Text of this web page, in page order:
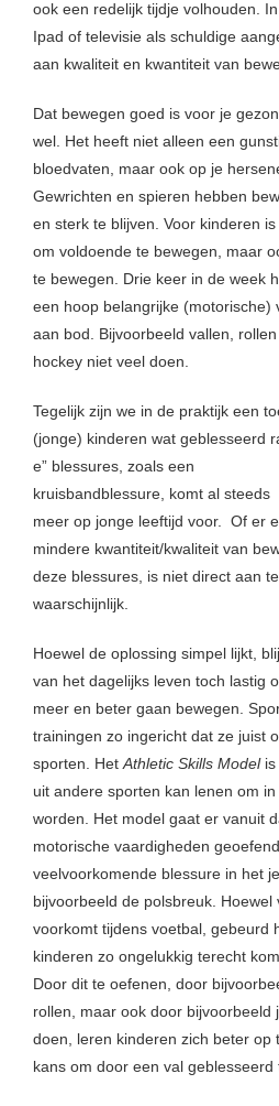
ook een redelijk tijdje volhouden.
Ipad of televisie als schuldige
aan kwaliteit en kwantiteit van
Dat bewegen goed is voor je
wel. Het heeft niet alleen een
bloedvaten, maar ook op je
Gewrichten en spieren hebben
en sterk te blijven. Voor kinderen
om voldoende te bewegen, maar
te bewegen. Drie keer in de week
een hoop belangrijke (motorische)
aan bod. Bijvoorbeeld vallen,
hockey niet veel doen.
Tegelijk zijn we in de praktijk een
(jonge) kinderen wat geblesseerd
e” blessures, zoals een
kruisbandblessure, komt al steeds
meer op jonge leeftijd voor. Of er
mindere kwantiteit/kwaliteit van
deze blessures, is niet direct aan
waarschijnlijk.
Hoewel de oplossing simpel lijkt,
van het dagelijks leven toch lastig
meer en beter gaan bewegen.
trainingen zo ingericht dat ze juist
sporten. Het Athletic Skills Modelis
uit andere sporten kan lenen om
worden. Het model gaat er vanuit
motorische vaardigheden
veelvoorkomende blessure in het
bijvoorbeeld de polsbreuk. Hoewel
voorkomt tijdens voetbal, gebeurd
kinderen zo ongelukkig terecht
Door dit te oefenen, door
rollen, maar ook door bijvoorbeeld
doen, leren kinderen zich beter op
kans om door een val geblesseerd